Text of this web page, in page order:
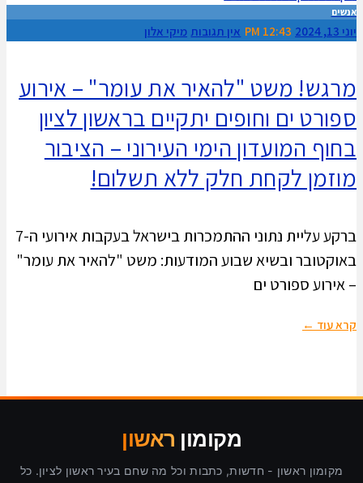
אנשים
יוני 13, 2024 12:43 PM אין תגובות מיקי אלון
מרגש! משט "להאיר את עומר" – אירוע
ספורט ים וחופים יתקיים בראשון לציון
בחוף המועדון הימי העירוני – הציבור
מוזמן לקחת חלק ללא תשלום!
ברקע עליית נתוני ההתמכרות בישראל בעקבות אירועי ה-7
באוקטובר ובשיא שבוע המודעות: משט "להאיר את עומר"
– אירוע ספורט ים
קרא עוד ←
מקומון ראשון
מקומון ראשון - חדשות, כתבות וכל מה שחם בעיר ראשון לציון. כל